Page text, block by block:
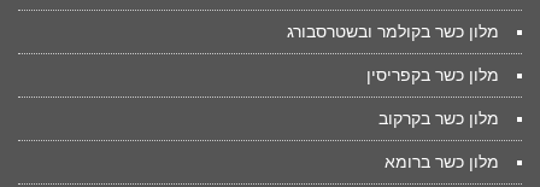
מלון כשר בקולמר ובשטרסבורג
מלון כשר בקפריסין
מלון כשר בקרקוב
מלון כשר ברומא